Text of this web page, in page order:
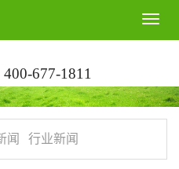
T
o
l
e
a
400-677-1811
闻 行业新闻